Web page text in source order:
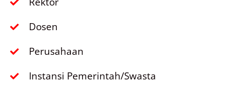
Dosen
Perusahaan
Instansi Pemerintah/Swasta